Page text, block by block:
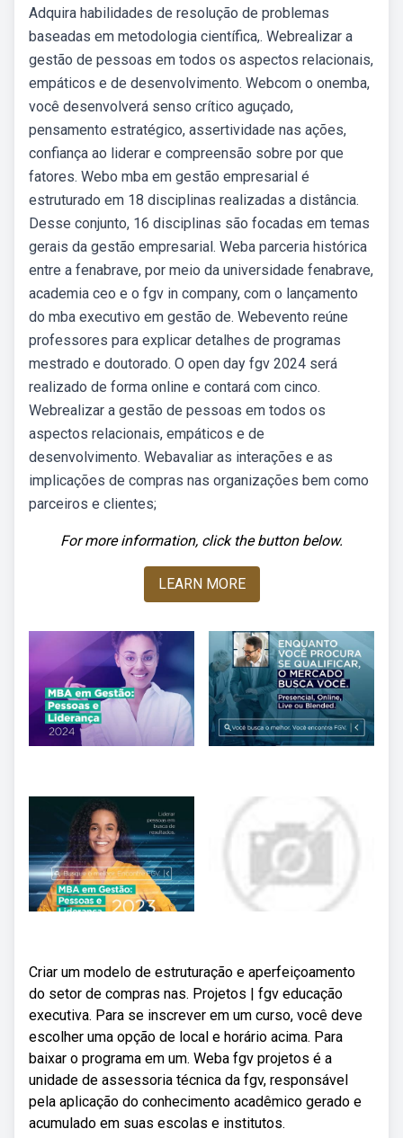
Adquira habilidades de resolução de problemas
baseadas em metodologia científica,. Webrealizar a
gestão de pessoas em todos os aspectos relacionais,
empáticos e de desenvolvimento. Webcom o onemba,
você desenvolverá senso crítico aguçado,
pensamento estratégico, assertividade nas ações,
confiança ao liderar e compreensão sobre por que
fatores. Webo mba em gestão empresarial é
estruturado em 18 disciplinas realizadas a distância.
Desse conjunto, 16 disciplinas são focadas em temas
gerais da gestão empresarial. Weba parceria histórica
entre a fenabrave, por meio da universidade fenabrave,
academia ceo e o fgv in company, com o lançamento
do mba executivo em gestão de. Webevento reúne
professores para explicar detalhes de programas
mestrado e doutorado. O open day fgv 2024 será
realizado de forma online e contará com cinco.
Webrealizar a gestão de pessoas em todos os
aspectos relacionais, empáticos e de
desenvolvimento. Webavaliar as interações e as
implicações de compras nas organizações bem como
parceiros e clientes;
For more information, click the button below.
LEARN MORE
Criar um modelo de estruturação e aperfeiçoamento
do setor de compras nas. Projetos | fgv educação
executiva. Para se inscrever em um curso, você deve
escolher uma opção de local e horário acima. Para
baixar o programa em um. Weba fgv projetos é a
unidade de assessoria técnica da fgv, responsável
pela aplicação do conhecimento acadêmico gerado e
acumulado em suas escolas e institutos.